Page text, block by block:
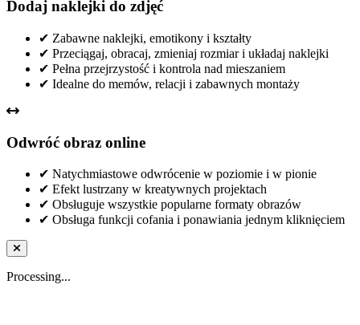
Dodaj naklejki do zdjęć
✔ Zabawne naklejki, emotikony i kształty
✔ Przeciągaj, obracaj, zmieniaj rozmiar i układaj naklejki
✔ Pełna przejrzystość i kontrola nad mieszaniem
✔ Idealne do memów, relacji i zabawnych montaży
Odwróć obraz online
✔ Natychmiastowe odwrócenie w poziomie i w pionie
✔ Efekt lustrzany w kreatywnych projektach
✔ Obsługuje wszystkie popularne formaty obrazów
✔ Obsługa funkcji cofania i ponawiania jednym kliknięciem
Processing...